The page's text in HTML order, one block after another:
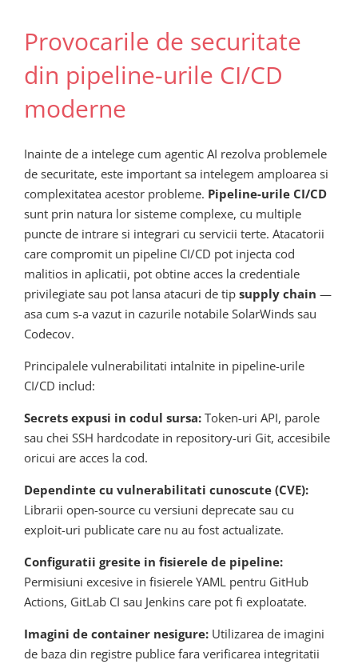
Provocarile de securitate
din pipeline-urile CI/CD
moderne
Inainte de a intelege cum agentic AI rezolva problemele
de securitate, este important sa intelegem amploarea si
complexitatea acestor probleme. Pipeline-urile CI/CD
sunt prin natura lor sisteme complexe, cu multiple
puncte de intrare si integrari cu servicii terte. Atacatorii
care compromit un pipeline CI/CD pot injecta cod
malitios in aplicatii, pot obtine acces la credentiale
privilegiate sau pot lansa atacuri de tip supply chain —
asa cum s-a vazut in cazurile notabile SolarWinds sau
Codecov.
Principalele vulnerabilitati intalnite in pipeline-urile
CI/CD includ:
Secrets expusi in codul sursa: Token-uri API, parole
sau chei SSH hardcodate in repository-uri Git, accesibile
oricui are acces la cod.
Dependinte cu vulnerabilitati cunoscute (CVE):
Librarii open-source cu versiuni deprecate sau cu
exploit-uri publicate care nu au fost actualizate.
Configuratii gresite in fisierele de pipeline:
Permisiuni excesive in fisierele YAML pentru GitHub
Actions, GitLab CI sau Jenkins care pot fi exploatate.
Imagini de container nesigure: Utilizarea de imagini
de baza din registre publice fara verificarea integritatii